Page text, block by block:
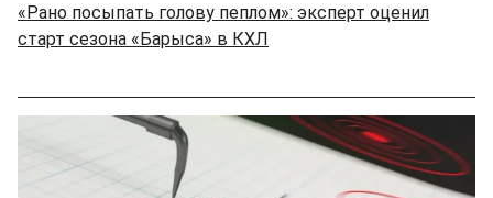
«Рано посыпать голову пеплом»: эксперт оценил
старт сезона «Барыса» в КХЛ